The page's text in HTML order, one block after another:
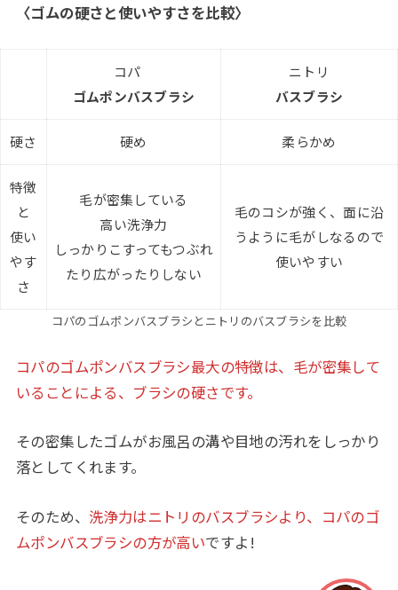
〈ゴムの硬さと使いやすさを比較〉
コパ
ゴムポンバスブラシ
ニトリ
バスブラシ
硬さ 硬め 柔らかめ
特徴
と
使い
やす
さ
毛が密集している
高い洗浄力
しっかりこすってもつぶれ
たり広がったりしない
毛のコシが強く、面に沿
うように毛がしなるので
使いやすい
コパのゴムポンバスブラシとニトリのバスブラシを比較
コパのゴムポンバスブラシ最大の特徴は、毛が密集して
いることによる、ブラシの硬さです。
その密集したゴムがお風呂の溝や目地の汚れをしっかり
落としてくれます。
そのため、 洗浄力はニトリのバスブラシより、コパのゴ
ムポンバスブラシの方が高いですよ!